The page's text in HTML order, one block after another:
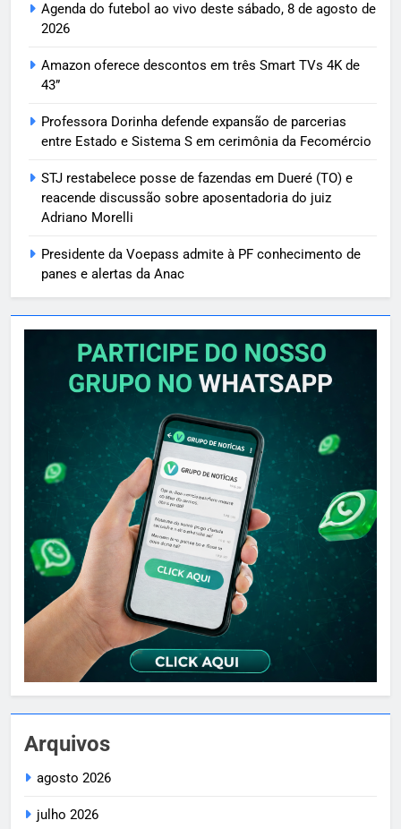
Agenda do futebol ao vivo deste sábado, 8 de agosto de
2026
Amazon oferece descontos em três Smart TVs 4K de
43”
Professora Dorinha defende expansão de parcerias
entre Estado e Sistema S em cerimônia da Fecomércio
STJ restabelece posse de fazendas em Dueré (TO) e
reacende discussão sobre aposentadoria do juiz
Adriano Morelli
Presidente da Voepass admite à PF conhecimento de
panes e alertas da Anac
Arquivos
agosto 2026
julho 2026